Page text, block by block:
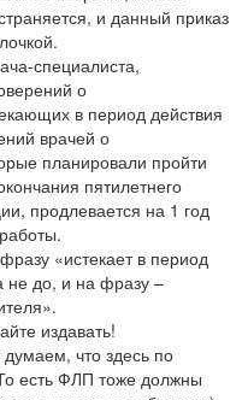
и данный приказ
специалиста,
о
в период действия
врачей о
планировали пройти
пятилетнего
продлевается на 1 год
«истекает в период
не до, и на фразу –
издавать!
что здесь по
есть ФЛП тоже должны